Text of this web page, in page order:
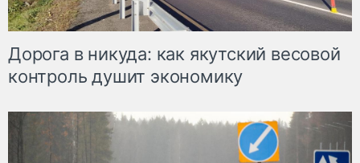
Дорога в никуда: как якутский весовой
контроль душит экономику